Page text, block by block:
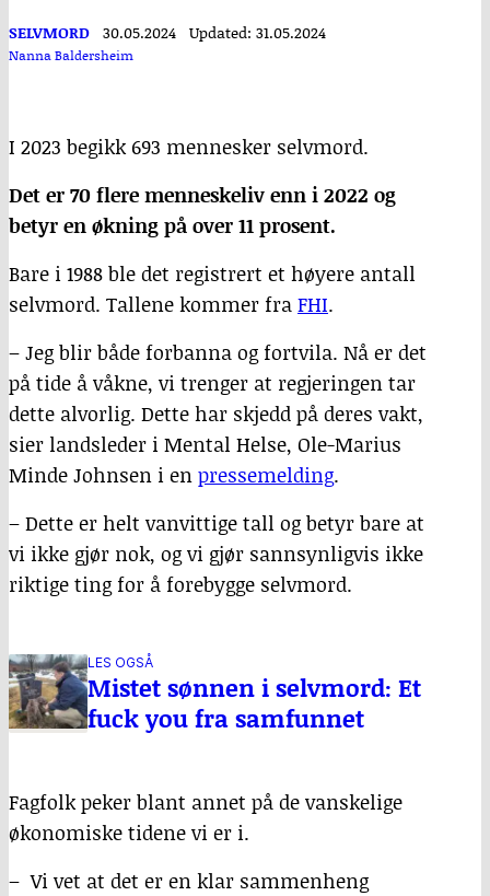
SELVMORD 30.05.2024 Updated: 31.05.2024
Nanna Baldersheim
I 2023 begikk 693 mennesker selvmord.
Det er 70 flere menneskeliv enn i 2022 og
betyr en økning på over 11 prosent.
Bare i 1988 ble det registrert et høyere antall
selvmord. Tallene kommer fraFHI.
– Jeg blir både forbanna og fortvila. Nå er det
på tide å våkne, vi trenger at regjeringen tar
dette alvorlig. Dette har skjedd på deres vakt,
sier landsleder i Mental Helse, Ole-Marius
Minde Johnsen i enpressemelding.
– Dette er helt vanvittige tall og betyr bare at
vi ikke gjør nok, og vi gjør sannsynligvis ikke
riktige ting for å forebygge selvmord.
LES OGSÅ
Mistet sønnen i selvmord: Et
fuck you fra samfunnet
Fagfolk peker blant annet på de vanskelige
økonomiske tidene vi er i.
– Vi vet at det er en klar sammenheng